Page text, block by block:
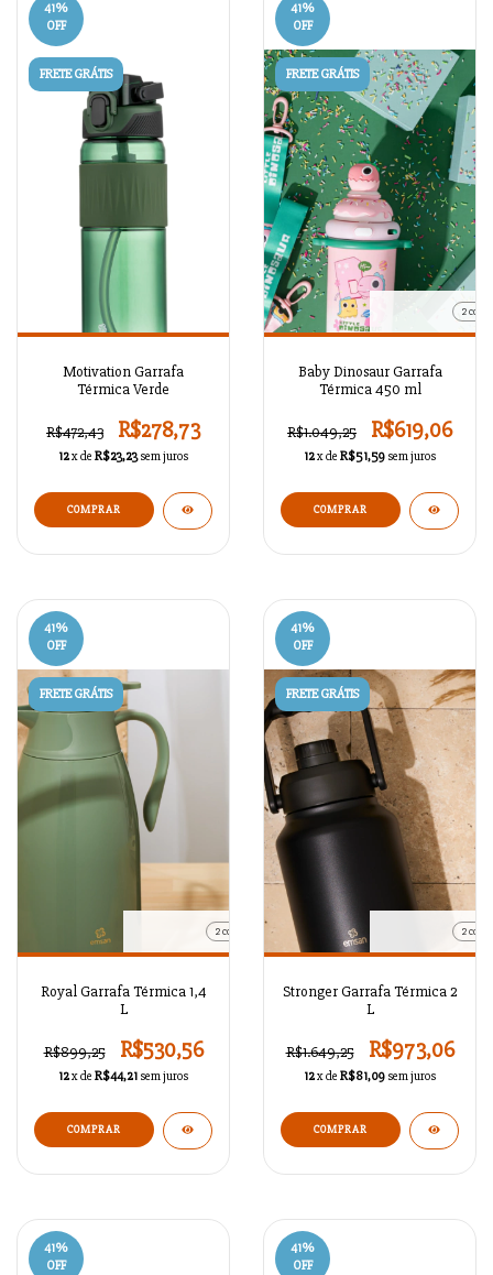
41%
OFF
FRETE GRÁTIS
Motivation Garrafa
Térmica Verde
R$472,43 R$278,73
12x de R$23,23 sem juros
COMPRAR
41%
OFF
FRETE GRÁTIS
2 cores
Baby Dinosaur Garrafa
Térmica 450 ml
R$1.049,25 R$619,06
12x de R$51,59 sem juros
COMPRAR
41%
OFF
FRETE GRÁTIS
2 cores
Royal Garrafa Térmica 1,4
L
R$899,25 R$530,56
12x de R$44,21 sem juros
COMPRAR
41%
OFF
FRETE GRÁTIS
2 cores
Stronger Garrafa Térmica 2
L
R$1.649,25 R$973,06
12x de R$81,09 sem juros
COMPRAR
41%
OFF
41%
OFF